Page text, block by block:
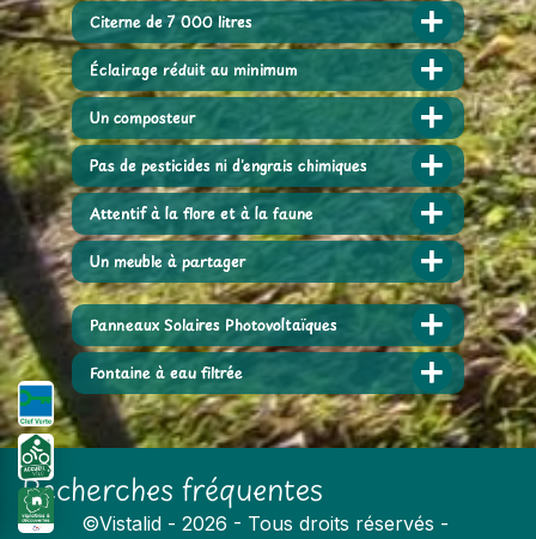
Citerne de 7 000 litres
Éclairage réduit au minimum
Un composteur
Pas de pesticides ni d'engrais chimiques
Attentif à la flore et à la faune
Un meuble à partager
Panneaux Solaires Photovoltaïques
Fontaine à eau filtrée
Recherches fréquentes
©Vistalid - 2026 - Tous droits réservés -